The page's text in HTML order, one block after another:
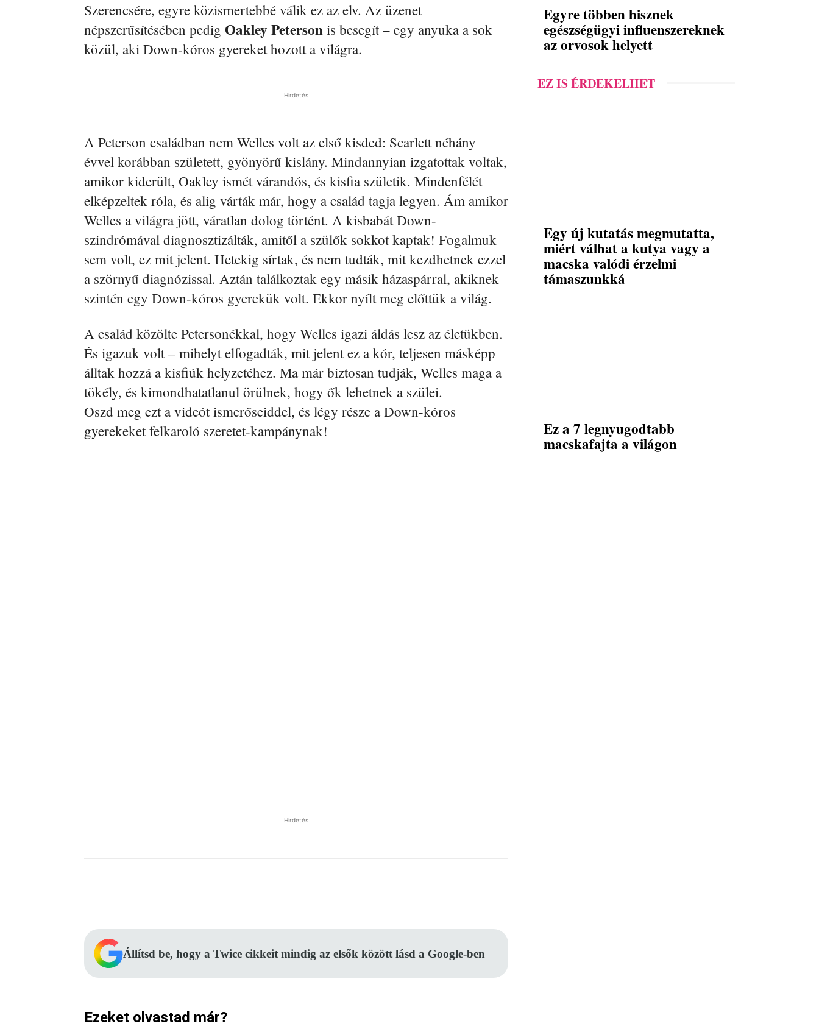
Szerencsére, egyre közismertebbé válik ez az elv. Az üzenet
népszerűsítésében pedig Oakley Peterson is besegít – egy anyuka a sok
közül, aki Down-kóros gyereket hozott a világra.
Hirdetés
A Peterson családban nem Welles volt az első kisded: Scarlett néhány
évvel korábban született, gyönyörű kislány. Mindannyian izgatottak voltak,
amikor kiderült, Oakley ismét várandós, és kisfia születik. Mindenfélét
elképzeltek róla, és alig várták már, hogy a család tagja legyen. Ám amikor
Welles a világra jött, váratlan dolog történt. A kisbabát Down-
szindrómával diagnosztizálták, amitől a szülők sokkot kaptak! Fogalmuk
sem volt, ez mit jelent. Hetekig sírtak, és nem tudták, mit kezdhetnek ezzel
a szörnyű diagnózissal. Aztán találkoztak egy másik házaspárral, akiknek
szintén egy Down-kóros gyerekük volt. Ekkor nyílt meg előttük a világ.
A család közölte Petersonékkal, hogy Welles igazi áldás lesz az életükben.
És igazuk volt – mihelyt elfogadták, mit jelent ez a kór, teljesen másképp
álltak hozzá a kisfiúk helyzetéhez. Ma már biztosan tudják, Welles maga a
tökély, és kimondhatatlanul örülnek, hogy ők lehetnek a szülei.
Oszd meg ezt a videót ismerőseiddel, és légy része a Down-kóros
gyerekeket felkaroló szeretet-kampánynak!
Hirdetés
Állítsd be, hogy a Twice cikkeit mindig az elsők között lásd a Google-ben
Ezeket olvastad már?
Egyre többen hisznek
egészségügyi influenszereknek
az orvosok helyett
EZ IS ÉRDEKELHET
Egy új kutatás megmutatta,
miért válhat a kutya vagy a
macska valódi érzelmi
támaszunkká
Ez a 7 legnyugodtabb
macskafajta a világon